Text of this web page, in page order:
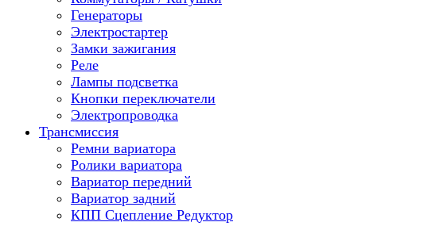
Генераторы
Электростартер
Замки зажигания
Реле
Лампы подсветка
Кнопки переключатели
Электропроводка
Трансмиссия
Ремни вариатора
Ролики вариатора
Вариатор передний
Вариатор задний
КПП Сцепление Редуктор